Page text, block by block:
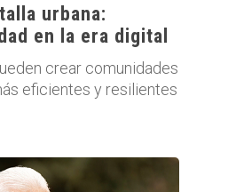
urbana:
en la era digital
crear comunidades
eficientes y resilientes